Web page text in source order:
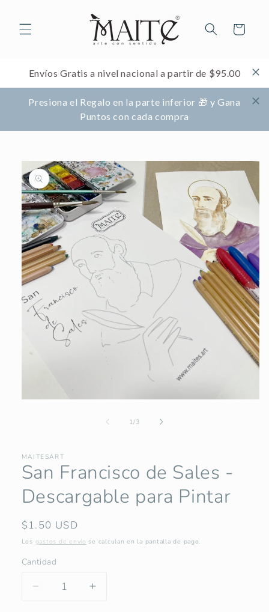
al contenido
Carrito
Envíos Gratis a nivel nacional a partir de $95.00
Presiona el Regalo en la parte inferior 🎁 y Gana
Puntos con cada compra
directamente
a la
información
del producto
ventana
modal
1/de
3
MAITESART
San Francisco de Sales -
Descargable para Pintar
Precio
habitual
$1.50 USD
Los gastos de envío se calculan en la pantalla de pago.
Cantidad
Reducir
Aumentar